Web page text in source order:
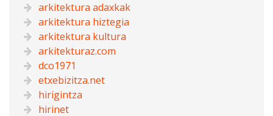
arkitektura adaxkak
arkitektura hiztegia
arkitektura kultura
arkitekturaz.com
dco1971
etxebizitza.net
hirigintza
hirinet